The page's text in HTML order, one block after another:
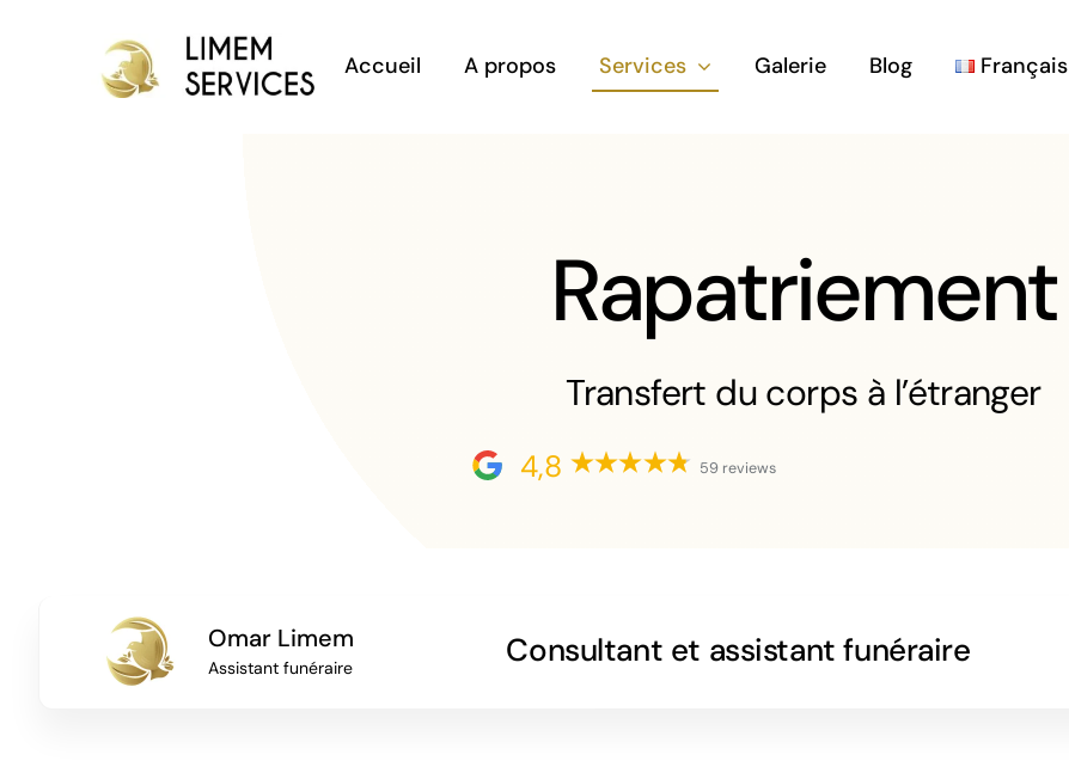
Accueil A propos Services Galerie Blog Français
Rapatriement
Transfert du corps à l’étranger
4,8 59 reviews
Omar Limem
Assistant funéraire Consultant et assistant funéraire